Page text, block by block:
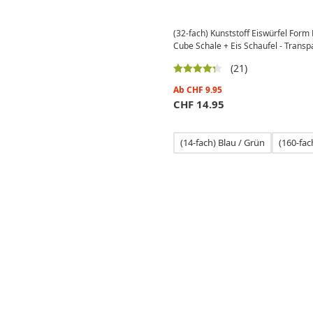
(32-fach) Kunststoff Eiswürfel
Cube Schale + Eis Schaufel -
(21)
Ab CHF 9.95
CHF 14.95
(14-fach) Blau / Grün (160-